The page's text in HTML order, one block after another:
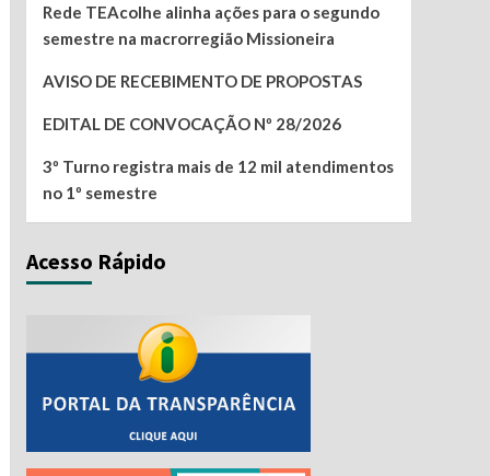
Rede TEAcolhe alinha ações para o segundo
semestre na macrorregião Missioneira
AVISO DE RECEBIMENTO DE PROPOSTAS
EDITAL DE CONVOCAÇÃO Nº 28/2026
3º Turno registra mais de 12 mil atendimentos
no 1º semestre
Acesso Rápido